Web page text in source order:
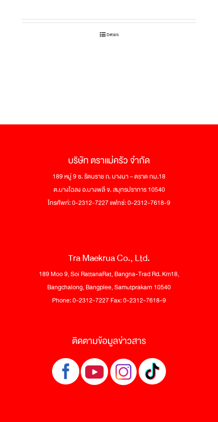
Details
บริษัท ตราแม่ครัว จำกัด
189 หมู่ 9 ซ. รัตนราช ถ. บางนา – ตราด กม.18
ต.บางโฉลง อ.บางพลี จ. สมุทรปราการ 10540
โทรศัพท์: 0-2312-7227 แฟกซ์: 0-2312-7618-9
Tra Maekrua Co., Ltd.
189 Moo 9, Soi RattanaRat, Bangna-Trad Rd. Km18,
Bangchalong, Bangplee, Samutprakarn 10540
Phone: 0-2312-7227 Fax: 0-2312-7618-9
ติดตามข้อมูลข่าวสาร